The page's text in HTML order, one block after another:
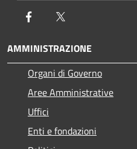
Facebook
AMMINISTRAZIONE
Organi di Governo
Aree Amministrative
Uffici
Enti e fondazioni